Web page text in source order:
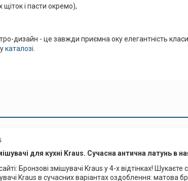
щіток і пасти окремо),
дизайн - це завжди приємна оку елегантність
каталозі
для кухні Kraus. Сучасна антична латунь в
Бронзові змішувачі Kraus у 4-х відтінках!
Kraus в сучасних варіантах оздоблення: матова